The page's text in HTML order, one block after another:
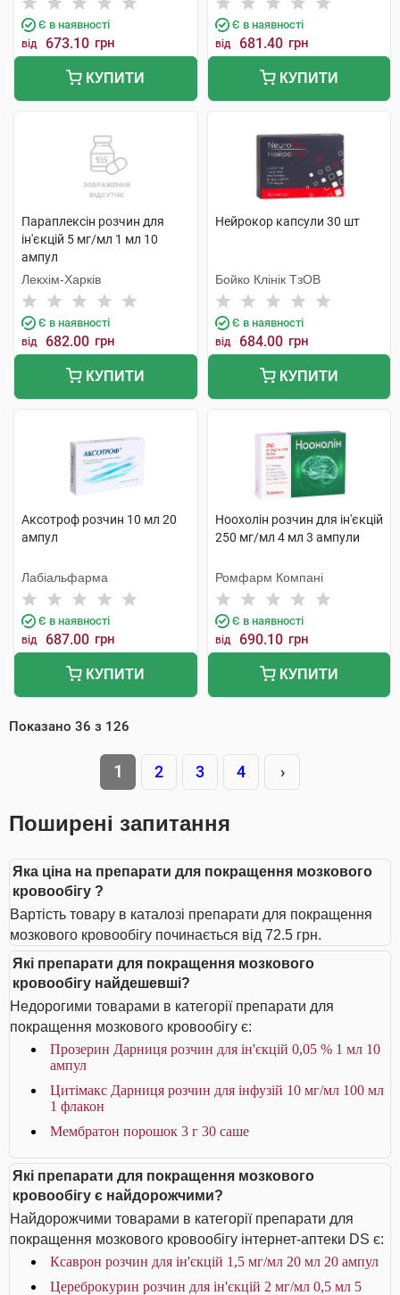
Є в наявності
від 673.10 грн
КУПИТИ
Є в наявності
від 681.40 грн
КУПИТИ
Параплексін розчин для
ін'єкцій 5 мг/мл 1 мл 10
ампул
Лекхім-Харків
Є в наявності
від 682.00 грн
КУПИТИ
Нейрокор капсули 30 шт
Бойко Клінік ТзОВ
Є в наявності
від 684.00 грн
КУПИТИ
Аксотроф розчин 10 мл 20
ампул
Лабіальфарма
Є в наявності
від 687.00 грн
КУПИТИ
Ноохолін розчин для ін'єкцій
250 мг/мл 4 мл 3 ампули
Ромфарм Компані
Є в наявності
від 690.10 грн
КУПИТИ
Показано 36 з 126
1 2 3 4 ›
Поширені запитання
Яка ціна на препарати для покращення мозкового
кровообігу ?
Вартість товару в каталозі препарати для покращення
мозкового кровообігу починається від 72.5 грн.
Які препарати для покращення мозкового
кровообігу найдешевші?
Недорогими товарами в категорії препарати для
покращення мозкового кровообігу є:
Прозерин Дарниця розчин для ін'єкцій 0,05 % 1 мл 10
ампул
Цитімакс Дарниця розчин для інфузій 10 мг/мл 100 мл
1 флакон
Мембратон порошок 3 г 30 саше
Які препарати для покращення мозкового
кровообігу є найдорожчими?
Найдорожчими товарами в категорії препарати для
покращення мозкового кровообігу інтернет-аптеки DS є:
Ксаврон розчин для ін'єкцій 1,5 мг/мл 20 мл 20 ампул
Цереброкурин розчин для ін'єкцій 2 мг/мл 0,5 мл 5